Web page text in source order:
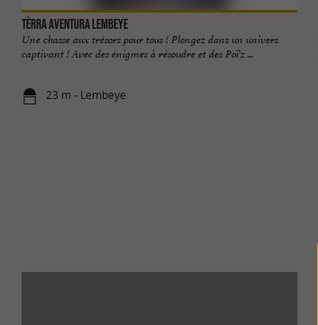
Tèrra Aventura Lembeye
Une chasse aux trésors pour tous ! Plongez dans un univers
captivant ! Avec des énigmes à résoudre et des Poï'z ...
23 m - Lembeye